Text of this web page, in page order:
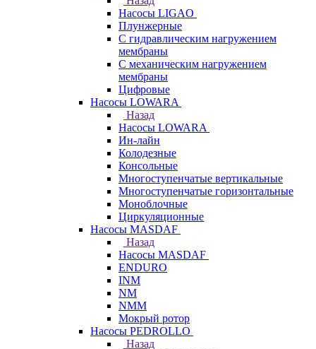
Насосы LIGAO
Плунжерные
С гидравлическим нагружением
мембраны
С механическим нагружением
мембраны
Цифровые
Насосы LOWARA
Назад
Насосы LOWARA
Ин-лайн
Колодезные
Консольные
Многоступенчатые вертикальные
Многоступенчатые горизонтальные
Моноблочные
Циркуляционные
Насосы MASDAF
Назад
Насосы MASDAF
ENDURO
INM
NM
NMM
Мокрый ротор
Насосы PEDROLLO
Назад